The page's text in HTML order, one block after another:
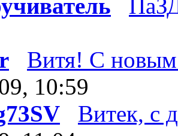
Витя! С новым
10:59
Витек, с